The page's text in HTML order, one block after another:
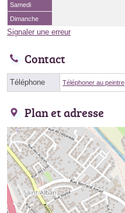
Samedi
Dimanche
Signaler une erreur
Contact
Téléphone Téléphoner au peintre
Plan et adresse